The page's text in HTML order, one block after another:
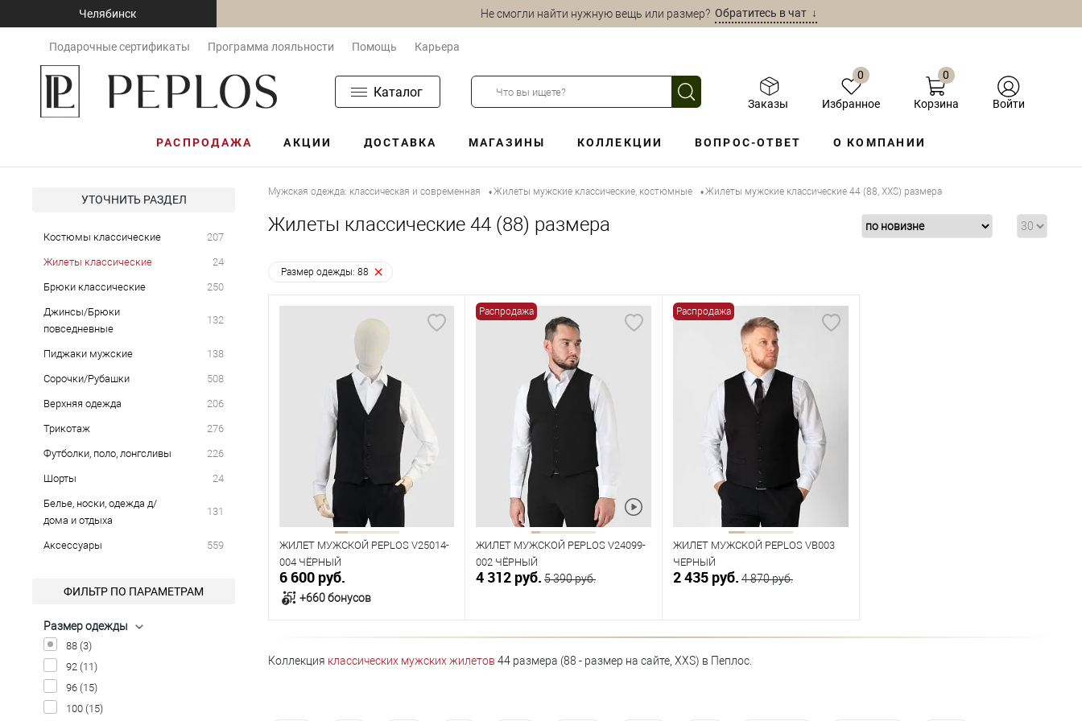
Челябинск Не смогли найти нужную вещь или размер?Обратитесь в чат ↓
Подарочные сертификаты Программа лояльности Помощь Карьера
Каталог
Заказы
0
Избранное
0
Корзина Войти
РАСПРОДАЖА АКЦИИ ДОСТАВКА МАГАЗИНЫ КОЛЛЕКЦИИ ВОПРОС-ОТВЕТ О КОМПАНИИ
УТОЧНИТЬ РАЗДЕЛ
Костюмы классические 207
Жилеты классические 24
Брюки классические 250
Джинсы/Брюки
повседневные
132
Пиджаки мужские 138
Сорочки/Рубашки 508
Верхняя одежда 206
Трикотаж 276
Футболки, поло, лонгсливы 226
Шорты 24
Белье, носки, одежда д/
дома и отдыха
131
Аксессуары 559
ФИЛЬТР ПО ПАРАМЕТРАМ
Размер одежды
88 (3)
92 (11)
96 (15)
100 (15)
Мужская одежда: классическая и современная •Жилеты мужские классические, костюмные •Жилеты мужские классические 44 (88, XXS) размера
Жилеты классические 44 (88) размера
Размер одежды: 88
ЖИЛЕТ МУЖСКОЙ PEPLOS V25014-
004 ЧЁРНЫЙ
6 600 руб.
+660 бонусов
Распродажа
ЖИЛЕТ МУЖСКОЙ PEPLOS V24099-
002 ЧЁРНЫЙ
4 312 руб. 5 390 руб.
Распродажа
ЖИЛЕТ МУЖСКОЙ PEPLOS VB003
ЧЕРНЫЙ
2 435 руб. 4 870 руб.
Коллекция классических мужских жилетов 44 размера (88 - размер на сайте, XXS) в Пеплос.